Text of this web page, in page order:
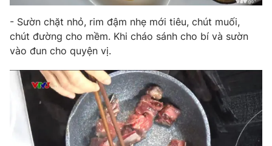
Liên hệ tòa soạn English
THỜI BÁO VTV
Theo dõi báo trên
- Sườn chặt nhỏ, rim đậm nhẹ mới tiêu, chút muối,
chút đường cho mềm. Khi cháo sánh cho bí và sườn
vào đun cho quyện vị.